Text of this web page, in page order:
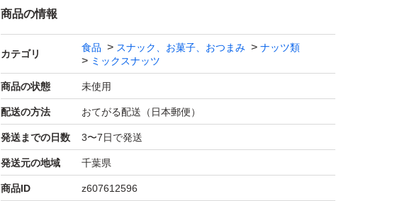
ハイオレイックピーナッツ カシューナッツ クランベリー 落花生
●「ミックスプラスナッツ1㎏5種」で検索すると見つかります
☆ナッツは非常食として利用できますが、栄養価が高く、保存性
に優れた製品を選ぶことが重要です。非常食用のナッツは、保存
期間が長く、無塩・無油で保存料不使用のものが理想的です。
商品の情報
カテゴリ
食品 スナック、お菓子、おつまみ
ナッツ類
ミックスナッツ
商品の状態 未使用
配送の方法 おてがる配送（日本郵便）
発送までの日数 3〜7日で発送
発送元の地域 千葉県
商品ID z607612596